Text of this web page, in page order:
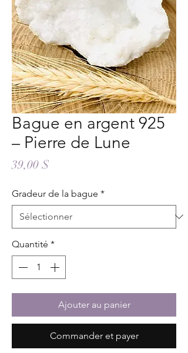
Bague en argent 925
– Pierre de Lune
39,00 $
Gradeur de la bague *
Quantité *
Ajouter au panier
Commander et payer